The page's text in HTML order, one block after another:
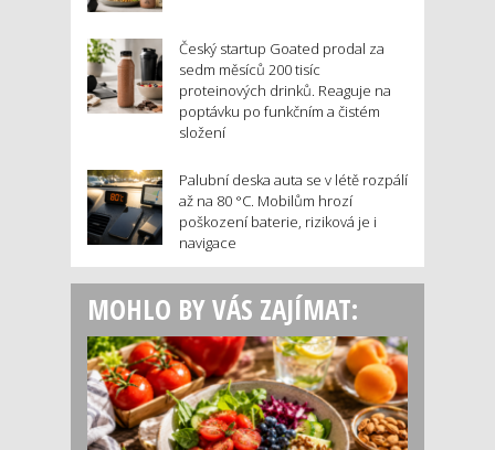
Český startup Goated prodal za
sedm měsíců 200 tisíc
proteinových drinků. Reaguje na
poptávku po funkčním a čistém
složení
Palubní deska auta se v létě rozpálí
až na 80 °C. Mobilům hrozí
poškození baterie, riziková je i
navigace
MOHLO BY VÁS ZAJÍMAT: